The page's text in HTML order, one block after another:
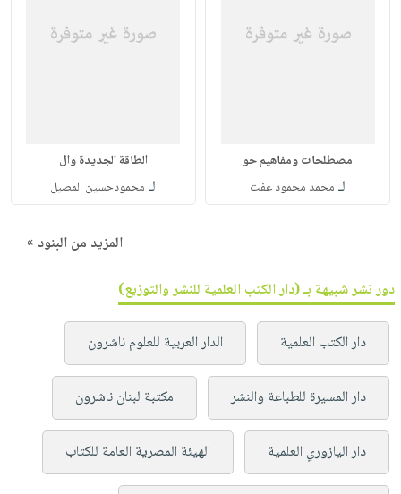
مصطلحات ومفاهيم حو
لـ محمد محمود عفت
الطاقة الجديدة وال
لـ محمودحسين المصيل
المزيد من البنود »
دور نشر شبيهة بـ (دار الكتب العلمية للنشر والتوزيع)
دار الكتب العلمية الدار العربية للعلوم ناشرون
دار المسيرة للطباعة والنشر مكتبة لبنان ناشرون
دار اليازوري العلمية الهيئة المصرية العامة للكتاب